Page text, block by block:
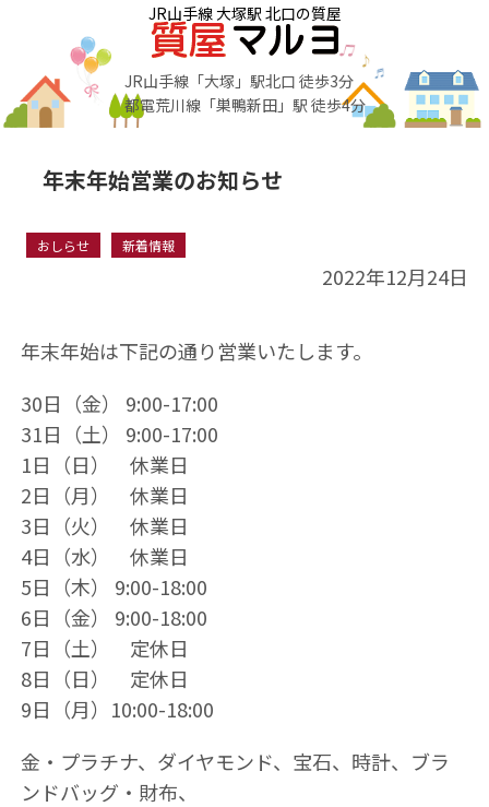
JR山手線 大塚駅 北口の質屋
JR山手線「大塚」駅北口 徒歩3分
都電荒川線「巣鴨新田」駅 徒歩4分
年末年始営業のお知らせ
おしらせ 新着情報
2022年12月24日
年末年始は下記の通り営業いたします。
30日（金） 9:00-17:00
31日（土） 9:00-17:00
1日（日） 休業日
2日（月） 休業日
3日（火） 休業日
4日（水） 休業日
5日（木） 9:00-18:00
6日（金） 9:00-18:00
7日（土） 定休日
8日（日） 定休日
9日（月）10:00-18:00
金・プラチナ、ダイヤモンド、宝石、時計、ブラ
ンドバッグ・財布、